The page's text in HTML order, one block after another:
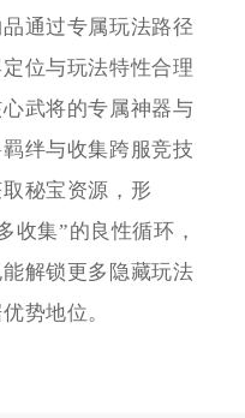
通过专属玩法路径
位与玩法特性合理
武将的专属神器与
绊与收集跨服竞技
秘宝资源，形
收集”的良性循环，
解锁更多隐藏玩法
势地位。